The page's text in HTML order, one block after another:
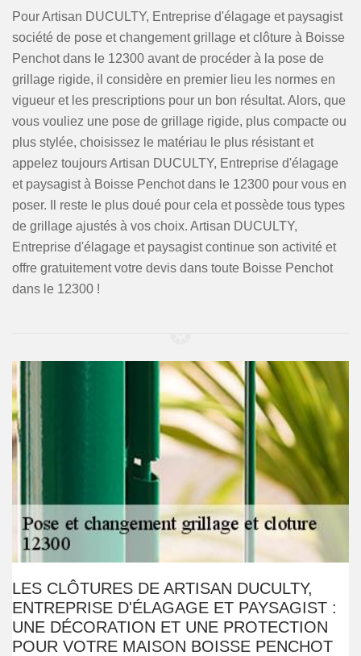
Pour Artisan DUCULTY, Entreprise d'élagage et paysagist
société de pose et changement grillage et clôture à Boisse
Penchot dans le 12300 avant de procéder à la pose de
grillage rigide, il considère en premier lieu les normes en
vigueur et les prescriptions pour un bon résultat. Alors, que
vous vouliez une pose de grillage rigide, plus compacte ou
plus stylée, choisissez le matériau le plus résistant et
appelez toujours Artisan DUCULTY, Entreprise d'élagage
et paysagist à Boisse Penchot dans le 12300 pour vous en
poser. Il reste le plus doué pour cela et possède tous types
de grillage ajustés à vos choix. Artisan DUCULTY,
Entreprise d'élagage et paysagist continue son activité et
offre gratuitement votre devis dans toute Boisse Penchot
dans le 12300 !
LES CLÔTURES DE ARTISAN DUCULTY,
ENTREPRISE D'ÉLAGAGE ET PAYSAGIST :
UNE DÉCORATION ET UNE PROTECTION
POUR VOTRE MAISON BOISSE PENCHOT